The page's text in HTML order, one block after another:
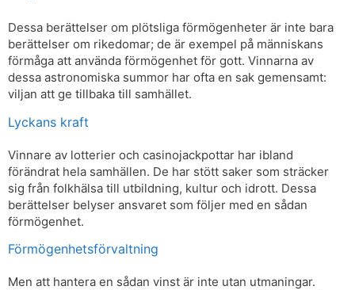
Dessa berättelser om plötsliga förmögenheter är inte bara
berättelser om rikedomar; de är exempel på människans
förmåga att använda förmögenhet för gott. Vinnarna av
dessa astronomiska summor har ofta en sak gemensamt:
viljan att ge tillbaka till samhället.
Lyckans kraft
Vinnare av lotterier och casinojackpottar har ibland
förändrat hela samhällen. De har stött saker som sträcker
sig från folkhälsa till utbildning, kultur och idrott. Dessa
berättelser belyser ansvaret som följer med en sådan
förmögenhet.
Förmögenhetsförvaltning
Men att hantera en sådan vinst är inte utan utmaningar.